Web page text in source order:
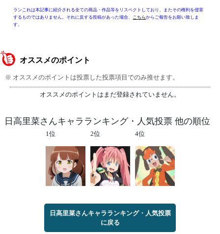
ランこれは本記事に紹介される全ての商品・作品等をリスペクトしており、またその権利を侵害
するものではありません。それに反する投稿があった場合、
こちらからご報告をお願い致しま
す。
オススメのポイント
※ オススメのポイントは投票した投票項目でのみ推せます。
オススメのポイントはまだ登録されていません。
日高里菜さんキャラランキング・人気投票 他の順位
1位 2位 4位
日高里菜さんキャラランキング・人気投票
に戻る